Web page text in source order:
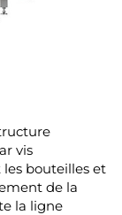
vis
bouteilles et
de la
la ligne